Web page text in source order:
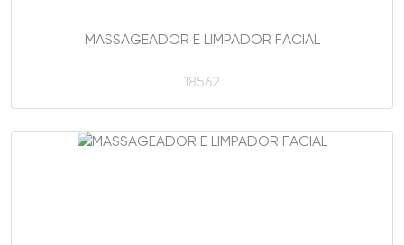
MASSAGEADOR E LIMPADOR FACIAL
18562